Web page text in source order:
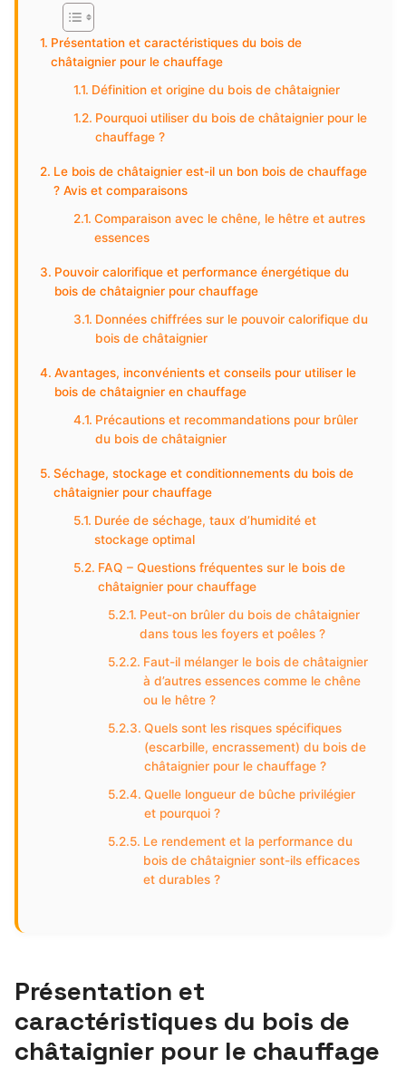
Présentation et caractéristiques du bois de
châtaignier pour le chauffage
Définition et origine du bois de châtaignier
Pourquoi utiliser du bois de châtaignier pour le
chauffage ?
Le bois de châtaignier est-il un bon bois de chauffage
? Avis et comparaisons
Comparaison avec le chêne, le hêtre et autres
essences
Pouvoir calorifique et performance énergétique du
bois de châtaignier pour chauffage
Données chiffrées sur le pouvoir calorifique du
bois de châtaignier
Avantages, inconvénients et conseils pour utiliser le
bois de châtaignier en chauffage
Précautions et recommandations pour brûler
du bois de châtaignier
Séchage, stockage et conditionnements du bois de
châtaignier pour chauffage
Durée de séchage, taux d’humidité et
stockage optimal
FAQ – Questions fréquentes sur le bois de
châtaignier pour chauffage
Peut-on brûler du bois de châtaignier
dans tous les foyers et poêles ?
Faut-il mélanger le bois de châtaignier
à d’autres essences comme le chêne
ou le hêtre ?
Quels sont les risques spécifiques
(escarbille, encrassement) du bois de
châtaignier pour le chauffage ?
Quelle longueur de bûche privilégier
et pourquoi ?
Le rendement et la performance du
bois de châtaignier sont-ils efficaces
et durables ?
Présentation et
caractéristiques du bois de
châtaignier pour le chauffage